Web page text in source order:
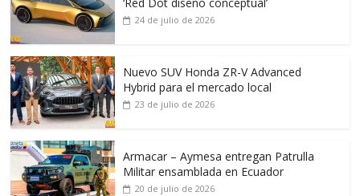
24 de julio de 2026
Nuevo SUV Honda ZR-V Advanced
Hybrid para el mercado local
23 de julio de 2026
Armacar – Aymesa entregan Patrulla
Militar ensamblada en Ecuador
20 de julio de 2026